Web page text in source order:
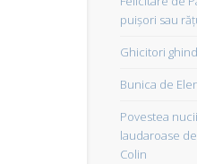
puișori sau
Ghicitori
Bunica de
Povestea nucii
laudaroase
Colin